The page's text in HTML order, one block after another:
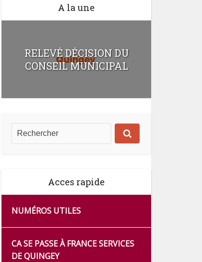
A la une
RELEVÉ DÉCISION DU
CONSEIL MUNICIPAL
Acces rapide
NUMÉROS UTILES
CA SE PASSE À FRANCE SERVICES
DE QUINGEY